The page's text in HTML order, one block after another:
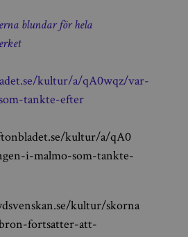
blundar för hela
kultur/a/qA0wqz/var-
tankte-efter
kultur/a/qA0
i-malmo-som-tankte-
kultur/skorna
fortsatter-att-